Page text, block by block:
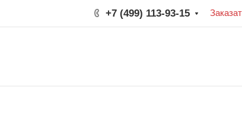
+7 (499) 113-93-15